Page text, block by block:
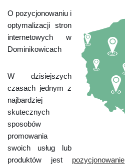
O pozycjonowaniu i
optymalizacji stron
internetowych w
Dominikowicach
W dzisiejszych
czasach jednym z
najbardziej
skutecznych
sposobów
promowania
swoich usług lub
produktów jest pozycjonowanie